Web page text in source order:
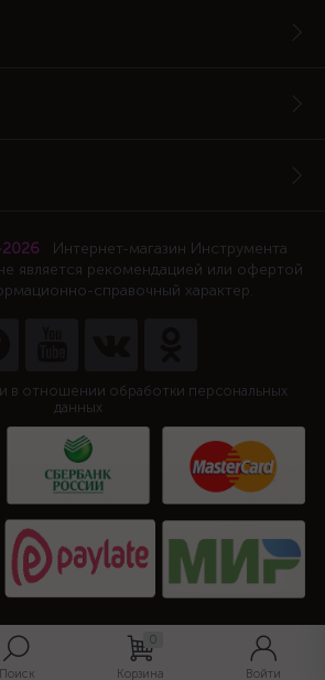
Поиск
0
Корзина Войти
Интернет-магазин Инструмента
является рекомендацией или офертой
справочный характер.
в отношении обработки персональных
данных